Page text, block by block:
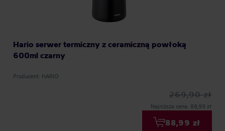
Hario serwer termiczny z ceramiczną powłoką
600ml czarny
Producent: HARIO
269,90 zł
Najniższa cena: 88,99 zł
88,99 zł